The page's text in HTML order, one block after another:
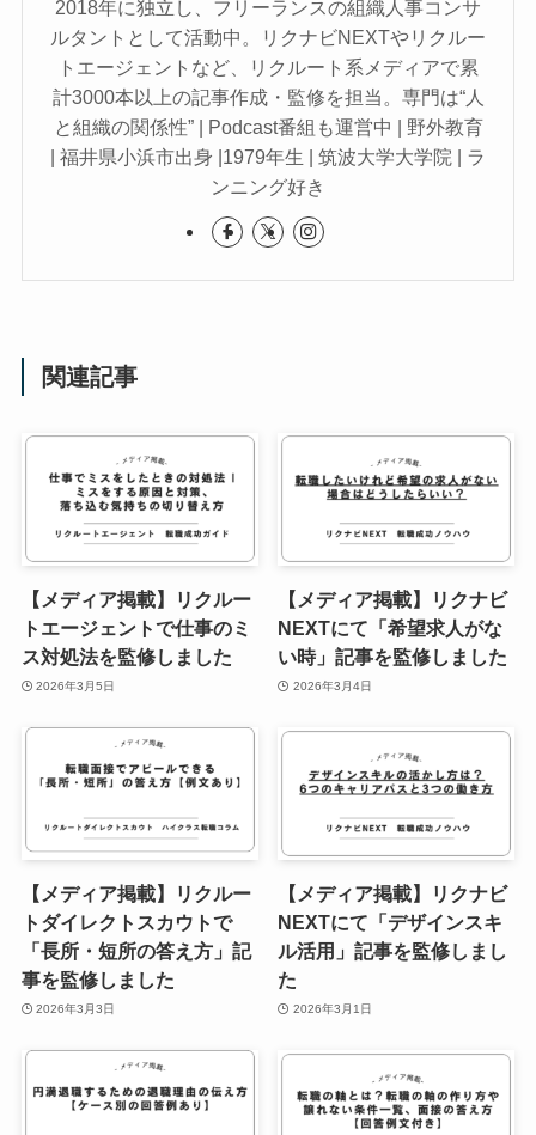
2018年に独立し、フリーランスの組織人事コンサ
ルタントとして活動中。リクナビNEXTやリクルー
トエージェントなど、リクルート系メディアで累
計3000本以上の記事作成・監修を担当。専門は“人
と組織の関係性” | Podcast番組も運営中 | 野外教育
| 福井県小浜市出身 |1979年生 | 筑波大学大学院 | ラ
ンニング好き
関連記事
【メディア掲載】リクルー
トエージェントで仕事のミ
ス対処法を監修しました
2026年3月5日
【メディア掲載】リクナビ
NEXTにて「希望求人がな
い時」記事を監修しました
2026年3月4日
【メディア掲載】リクルー
トダイレクトスカウトで
「長所・短所の答え方」記
事を監修しました
2026年3月3日
【メディア掲載】リクナビ
NEXTにて「デザインスキ
ル活用」記事を監修しまし
た
2026年3月1日